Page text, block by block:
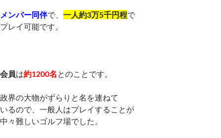
メンバー同伴で、 一人約3万5千円程で
プレイ可能です。
会員は約1200名 とのことです。
政界の大物がずらりと名を連ねて
いるので、一般人はプレイすることが
中々難しいゴルフ場でした。